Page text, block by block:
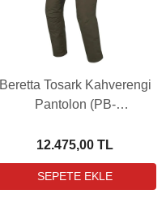
Beretta Tosark Kahverengi
Pantolon (PB-
12.475,00 TL